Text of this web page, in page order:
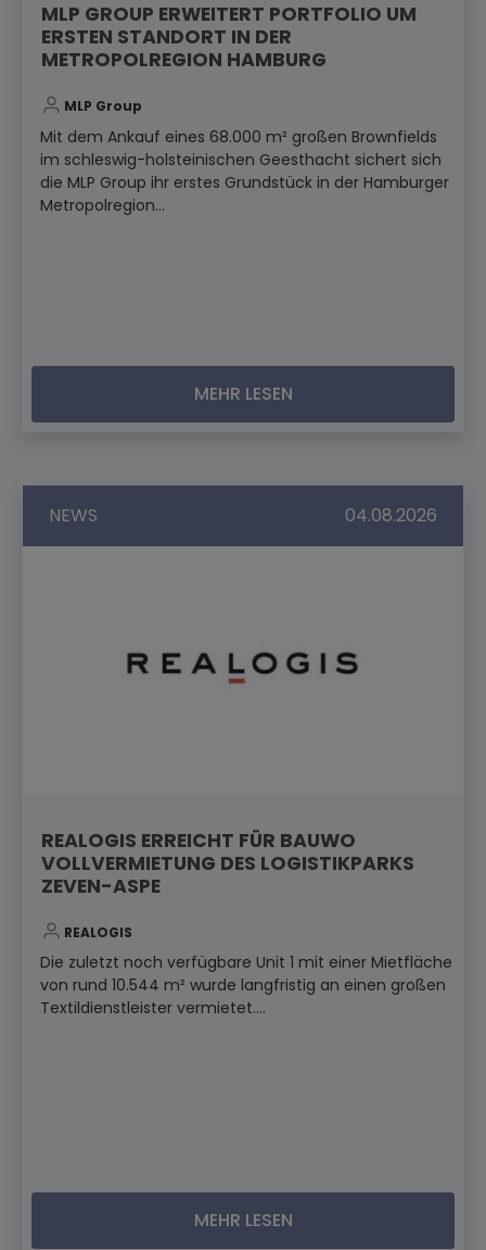
MLP GROUP ERWEITERT PORTFOLIO UM
ERSTEN STANDORT IN DER
METROPOLREGION HAMBURG
MLP Group
Mit dem Ankauf eines 68.000 m² großen Brownfields
im schleswig-holsteinischen Geesthacht sichert sich
die MLP Group ihr erstes Grundstück in der Hamburger
Metropolregion...
MEHR LESEN
NEWS 04.08.2026
REALOGIS ERREICHT FÜR BAUWO
VOLLVERMIETUNG DES LOGISTIKPARKS
ZEVEN-ASPE
REALOGIS
Die zuletzt noch verfügbare Unit 1 mit einer Mietfläche
von rund 10.544 m² wurde langfristig an einen großen
Textildienstleister vermietet....
MEHR LESEN